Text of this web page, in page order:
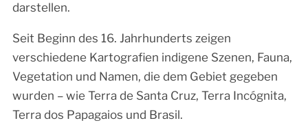
darstellen.
Seit Beginn des 16. Jahrhunderts zeigen
verschiedene Kartografien indigene Szenen, Fauna,
Vegetation und Namen, die dem Gebiet gegeben
wurden – wie Terra de Santa Cruz, Terra Incógnita,
Terra dos Papagaios und Brasil.